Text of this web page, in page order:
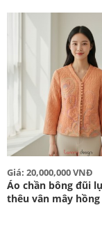
Giá: 20,000,000 VNĐ
Áo chần bông đũi
thêu vân mây hồng